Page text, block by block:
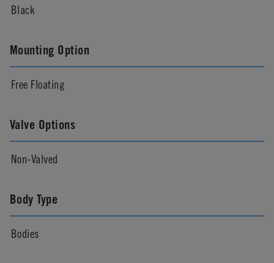
Black
Mounting Option
Free Floating
Valve Options
Non-Valved
Body Type
Bodies